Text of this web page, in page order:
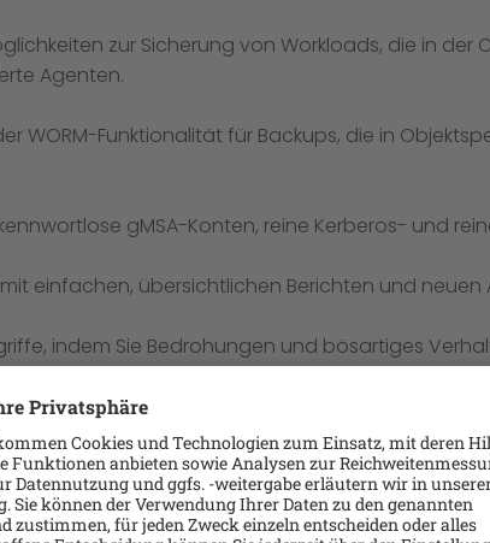
zur Sicherung von Workloads, die in
Agenten.
WORM-Funktionalität für Backups, die in
gMSA-Konten, reine Kerberos- und
einfachen, übersichtlichen Berichten und neuen
indem Sie Bedrohungen und bösartiges
Unternehmen durch erweiterte
StoreOnce Catalyst-Zielspeicher.
SQL Server, während Veeam Explorer für